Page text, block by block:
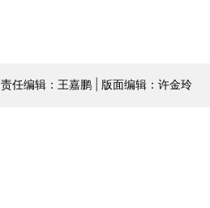
责任编辑：王嘉鹏 | 版面编辑：许金玲